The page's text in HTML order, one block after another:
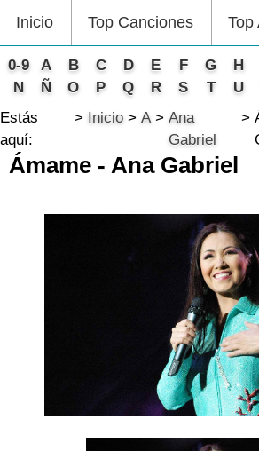
Inicio Top Canciones Top
0-9 A B C D E F G H
N
Ñ O P Q R S T U
Estás
aquí:
Inicio A
Ana
Gabriel
Ámame - Ana Gabriel